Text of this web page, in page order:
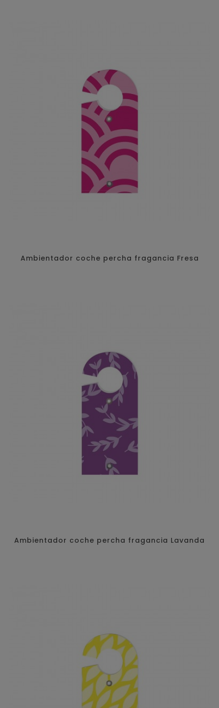
Ambientador coche percha fragancia Fresa
Ambientador coche percha fragancia Lavanda